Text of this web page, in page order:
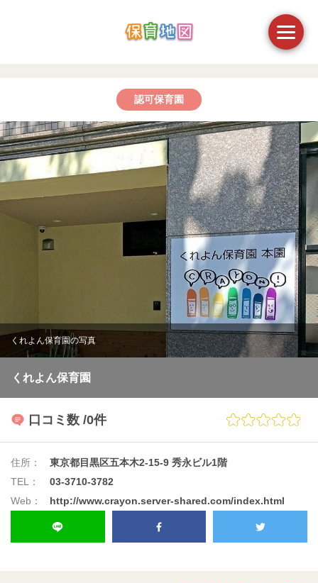
認可保育園
くれよん保育園の写真
くれよん保育園
口コミ数 /0件
住所：
東京都目黒区五本木2-15-9 秀永ビル1階
TEL：
03-3710-3782
Web：
http://www.crayon.server-shared.com/index.html